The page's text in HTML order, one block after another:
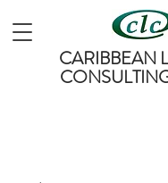
CARIBBEAN